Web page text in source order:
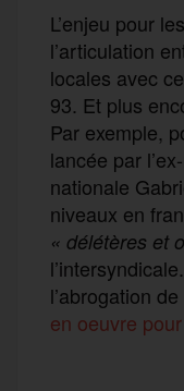
L’enjeu pour
l’articulation
locales avec
93. Et plus
Par exemple,
lancée par
nationale
niveaux en
« délétères et
l’abrogation de
en oeuvre